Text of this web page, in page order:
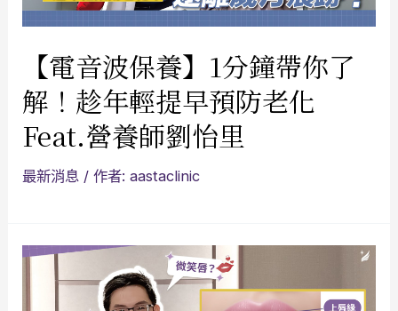
【電音波保養】1分鐘帶你了
解！趁年輕提早預防老化
Feat.營養師劉怡里
最新消息 / 作者:aastaclinic